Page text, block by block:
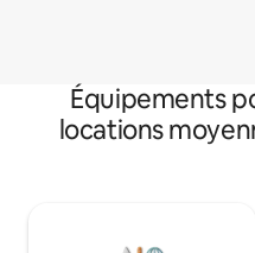
Équipements
locations